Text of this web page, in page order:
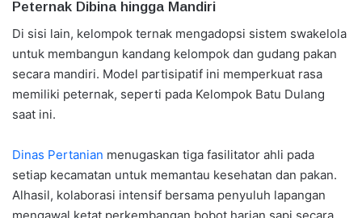
Peternak Dibina hingga Mandiri
Di sisi lain, kelompok ternak mengadopsi sistem swakelola
untuk membangun kandang kelompok dan gudang pakan
secara mandiri. Model partisipatif ini memperkuat rasa
memiliki peternak, seperti pada Kelompok Batu Dulang
saat ini.
Dinas Pertanian menugaskan tiga fasilitator ahli pada
setiap kecamatan untuk memantau kesehatan dan pakan.
Alhasil, kolaborasi intensif bersama penyuluh lapangan